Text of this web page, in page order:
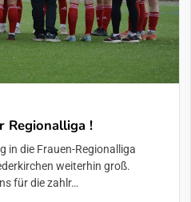
Regionalliga !
in die Frauen-Regionalliga
weiterhin groß.
für die zahlr…